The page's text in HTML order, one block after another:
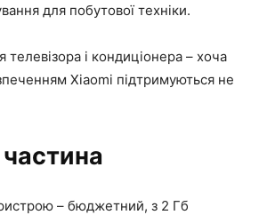
для побутової техніки.
і кондиціонера – хоча
Xiaomi підтримуються не
– бюджетний, з 2 Гб